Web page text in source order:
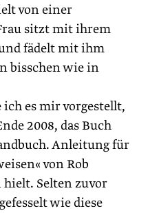
von einer
sitzt mit ihrem
fädelt mit ihm
bisschen wie in
ich es mir vorgestellt,
2008, das Buch
Anleitung für
von Rob
Selten zuvor
wie diese